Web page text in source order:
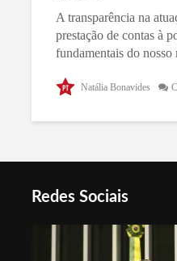
A transparência na
prestação de contas à
fundamentais do nosso
atuação legislativa no
Natália Bonavides
Redes Sociais